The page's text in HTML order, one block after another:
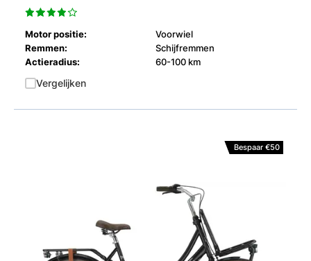
Motor positie:
Voorwiel
Remmen:
Schijfremmen
Actieradius:
60-100 km
Vergelijken
Bespaar €50